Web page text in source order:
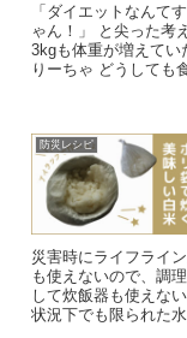
「ダイエットなんて
ゃん！」 と尖った考
3kgも体重が増えてい
りーちゃ どうしても
防災レシピ
災害時にライフライ
も使えないので、調
して炊飯器も使えな
状況下でも限られた